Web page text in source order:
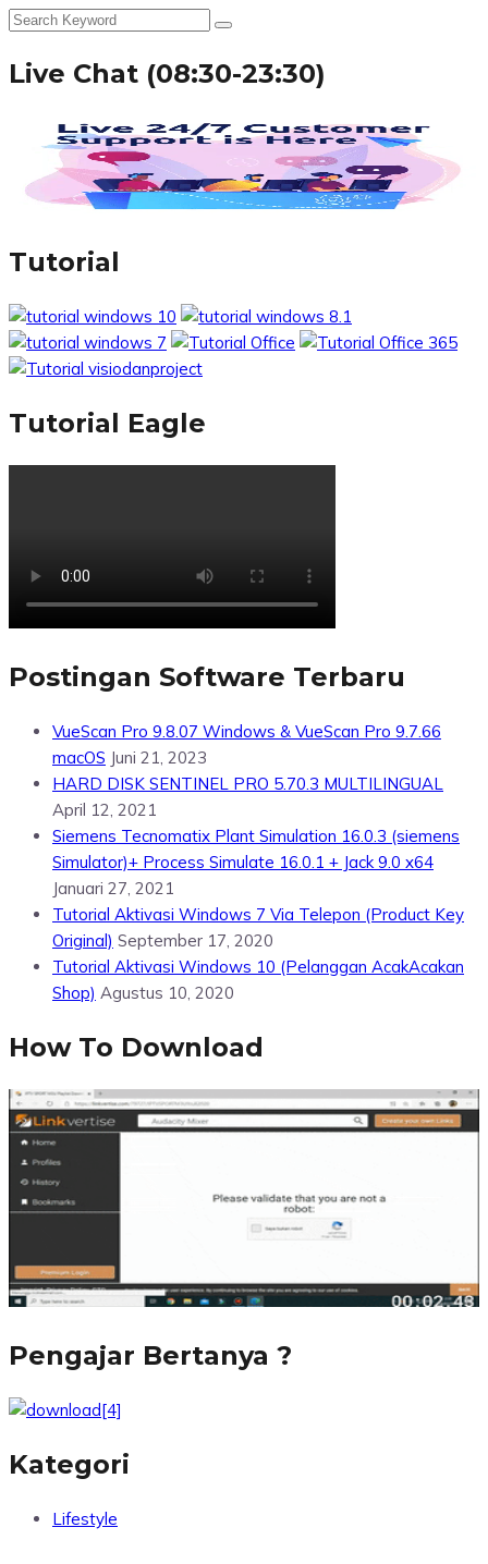
Live Chat (08:30-23:30)
Tutorial
Tutorial Eagle
Postingan Software Terbaru
VueScan Pro 9.8.07 Windows & VueScan Pro 9.7.66
macOS Juni 21, 2023
HARD DISK SENTINEL PRO 5.70.3 MULTILINGUAL
April 12, 2021
Siemens Tecnomatix Plant Simulation 16.0.3 (siemens
Simulator)+ Process Simulate 16.0.1 + Jack 9.0 x64
Januari 27, 2021
Tutorial Aktivasi Windows 7 Via Telepon (Product Key
Original) September 17, 2020
Tutorial Aktivasi Windows 10 (Pelanggan AcakAcakan
Shop) Agustus 10, 2020
How To Download
Pengajar Bertanya ?
Kategori
Lifestyle